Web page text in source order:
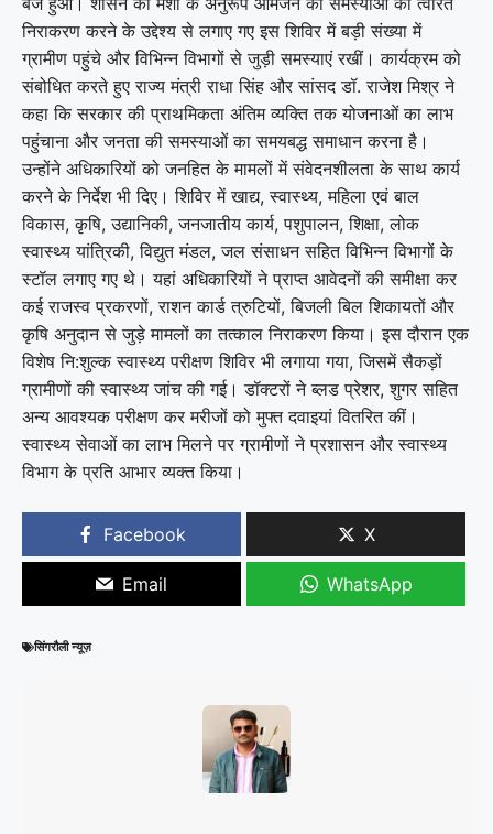
निराकरण करने के उद्देश्य से लगाए गए इस शिविर में बड़ी संख्या में
ग्रामीण पहुंचे और विभिन्न विभागों से जुड़ी समस्याएं रखीं। कार्यक्रम को
संबोधित करते हुए राज्य मंत्री राधा सिंह और सांसद डॉ. राजेश मिश्र ने
कहा कि सरकार की प्राथमिकता अंतिम व्यक्ति तक योजनाओं का लाभ
पहुंचाना और जनता की समस्याओं का समयबद्ध समाधान करना है।
उन्होंने अधिकारियों को जनहित के मामलों में संवेदनशीलता के साथ कार्य
करने के निर्देश भी दिए। शिविर में खाद्य, स्वास्थ्य, महिला एवं बाल
विकास, कृषि, उद्यानिकी, जनजातीय कार्य, पशुपालन, शिक्षा, लोक
स्वास्थ्य यांत्रिकी, विद्युत मंडल, जल संसाधन सहित विभिन्न विभागों के
स्टॉल लगाए गए थे। यहां अधिकारियों ने प्राप्त आवेदनों की समीक्षा कर
कई राजस्व प्रकरणों, राशन कार्ड त्रुटियों, बिजली बिल शिकायतों और
कृषि अनुदान से जुड़े मामलों का तत्काल निराकरण किया। इस दौरान एक
विशेष नि:शुल्क स्वास्थ्य परीक्षण शिविर भी लगाया गया, जिसमें सैकड़ों
ग्रामीणों की स्वास्थ्य जांच की गई। डॉक्टरों ने ब्लड प्रेशर, शुगर सहित
अन्य आवश्यक परीक्षण कर मरीजों को मुफ्त दवाइयां वितरित कीं।
स्वास्थ्य सेवाओं का लाभ मिलने पर ग्रामीणों ने प्रशासन और स्वास्थ्य
विभाग के प्रति आभार व्यक्त किया।
Facebook X
Email WhatsApp
सिंगरौली न्यूज़